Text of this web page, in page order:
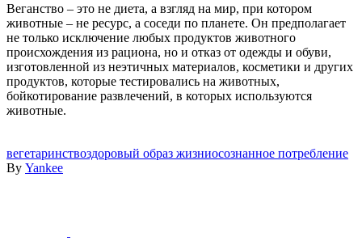
Веганство – это не диета, а взгляд на мир, при котором
животные – не ресурс, а соседи по планете. Он предполагает
не только исключение любых продуктов животного
происхождения из рациона, но и отказ от одежды и обуви,
изготовленной из неэтичных материалов, косметики и других
продуктов, которые тестировались на животных,
бойкотирование развлечений, в которых используются
животные.
вегетаринствоздоровый образ жизниосознанное потребление
By Yankee